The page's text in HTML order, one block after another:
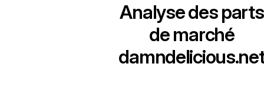
Analyse des parts
de marché